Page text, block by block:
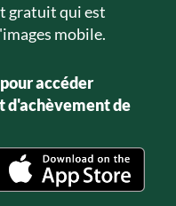
gratuit qui est
mobile.
accéder
de